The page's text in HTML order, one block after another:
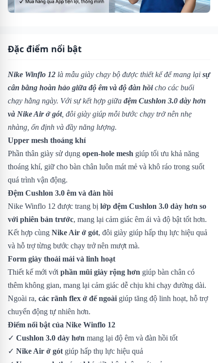
Đặc điểm nổi bật
Nike Winflo 12 là mẫu giày chạy bộ được thiết kế để mang lại sự
cân bằng hoàn hảo giữa độ êm và độ đàn hồicho các buổi
chạy hằng ngày. Với sự kết hợp giữa đệm Cushlon 3.0 dày hơn
và Nike Air ở gót, đôi giày giúp mỗi bước chạy trở nên nhẹ
nhàng, ổn định và đầy năng lượng.
Upper mesh thoáng khí
Phần thân giày sử dụng open-hole mesh giúp tối ưu khả năng
thoáng khí, giữ cho bàn chân luôn mát mẻ và khô ráo trong suốt
quá trình vận động.
Đệm Cushlon 3.0 êm và đàn hồi
Nike Winflo 12 được trang bị lớp đệm Cushlon 3.0 dày hơn so
với phiên bản trước, mang lại cảm giác êm ái và độ bật tốt hơn.
Kết hợp cùng Nike Air ở gót, đôi giày giúp hấp thụ lực hiệu quả
và hỗ trợ từng bước chạy trở nên mượt mà.
Form giày thoải mái và linh hoạt
Thiết kế mới với phần mũi giày rộng hơn giúp bàn chân có
thêm không gian, mang lại cảm giác dễ chịu khi chạy đường dài.
Ngoài ra, các rãnh flex ở đế ngoài giúp tăng độ linh hoạt, hỗ trợ
chuyển động tự nhiên hơn.
Điểm nổi bật của Nike Winflo 12
✓ Cushlon 3.0 dày hơn mang lại độ êm và đàn hồi tốt
✓ Nike Air ở gót giúp hấp thụ lực hiệu quả